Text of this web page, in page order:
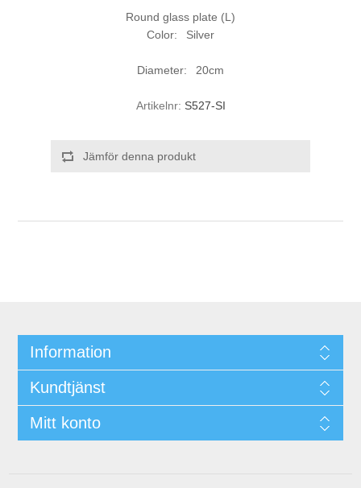
Round glass plate (L)
Color: Silver
Diameter: 20cm
Artikelnr: S527-SI
Jämför denna produkt
Information
Kundtjänst
Mitt konto